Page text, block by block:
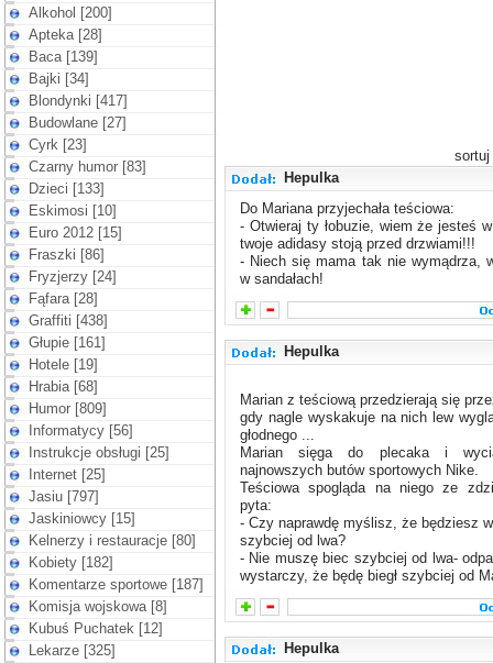
Alkohol [200]
Apteka [28]
Baca [139]
Bajki [34]
Blondynki [417]
Budowlane [27]
Cyrk [23]
Czarny humor [83]
Dzieci [133]
Eskimosi [10]
Euro 2012 [15]
Fraszki [86]
Fryzjerzy [24]
Fąfara [28]
Graffiti [438]
Głupie [161]
Hotele [19]
Hrabia [68]
Humor [809]
Informatycy [56]
Instrukcje obsługi [25]
Internet [25]
Jasiu [797]
Jaskiniowcy [15]
Kelnerzy i restauracje [80]
Kobiety [182]
Komentarze sportowe [187]
Komisja wojskowa [8]
Kubuś Puchatek [12]
Lekarze [325]
Hepulka
Do Mariana przyjechała teściowa:
- Otwieraj ty łobuzie, wiem że jesteś
twoje adidasy stoją przed drzwiami!!!
- Niech się mama tak nie wymądrza,
w sandałach!
Hepulka
Marian z teściową przedzierają się
gdy nagle wyskakuje na nich lew
głodnego ...
Marian sięga do plecaka i
najnowszych butów sportowych Nike.
Teściowa spogląda na niego ze
pyta:
- Czy naprawdę myślisz, że będziesz w
szybciej od lwa?
- Nie muszę biec szybciej od lwa-
wystarczy, że będę biegł szybciej od
Hepulka